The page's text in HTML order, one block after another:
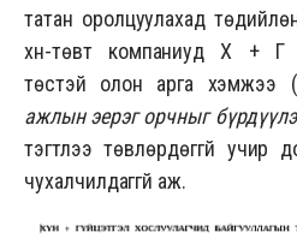
татан оролцуулахад
хүн-төвт компаниуд Х + Г
төстэй олон арга хэмжээ
ажлын эерэг орчныг
тэгтлээ төвлөрдөггүй учир
чухалчилдаггүй аж.